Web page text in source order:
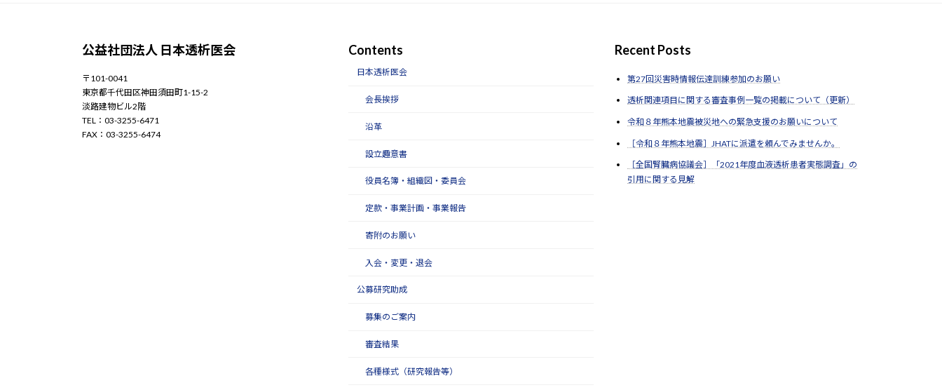
公益社団法人 日本透析医会
〒101-0041
東京都千代田区神田須田町1-15-2
淡路建物ビル2階
TEL：03-3255-6471
FAX：03-3255-6474
Contents
日本透析医会
会長挨拶
沿革
設立趣意書
役員名簿・組織図・委員会
定款・事業計画・事業報告
寄附のお願い
入会・変更・退会
公募研究助成
募集のご案内
審査結果
各種様式（研究報告等）
Recent Posts
第27回災害時情報伝達訓練参加のお願い
透析関連項目に関する審査事例一覧の掲載について（更新）
令和８年熊本地震被災地への緊急支援のお願いについて
［令和８年熊本地震］JHATに派遣を頼んでみませんか。
［全国腎臓病協議会］「2021年度血液透析患者実態調査」の
引用に関する見解